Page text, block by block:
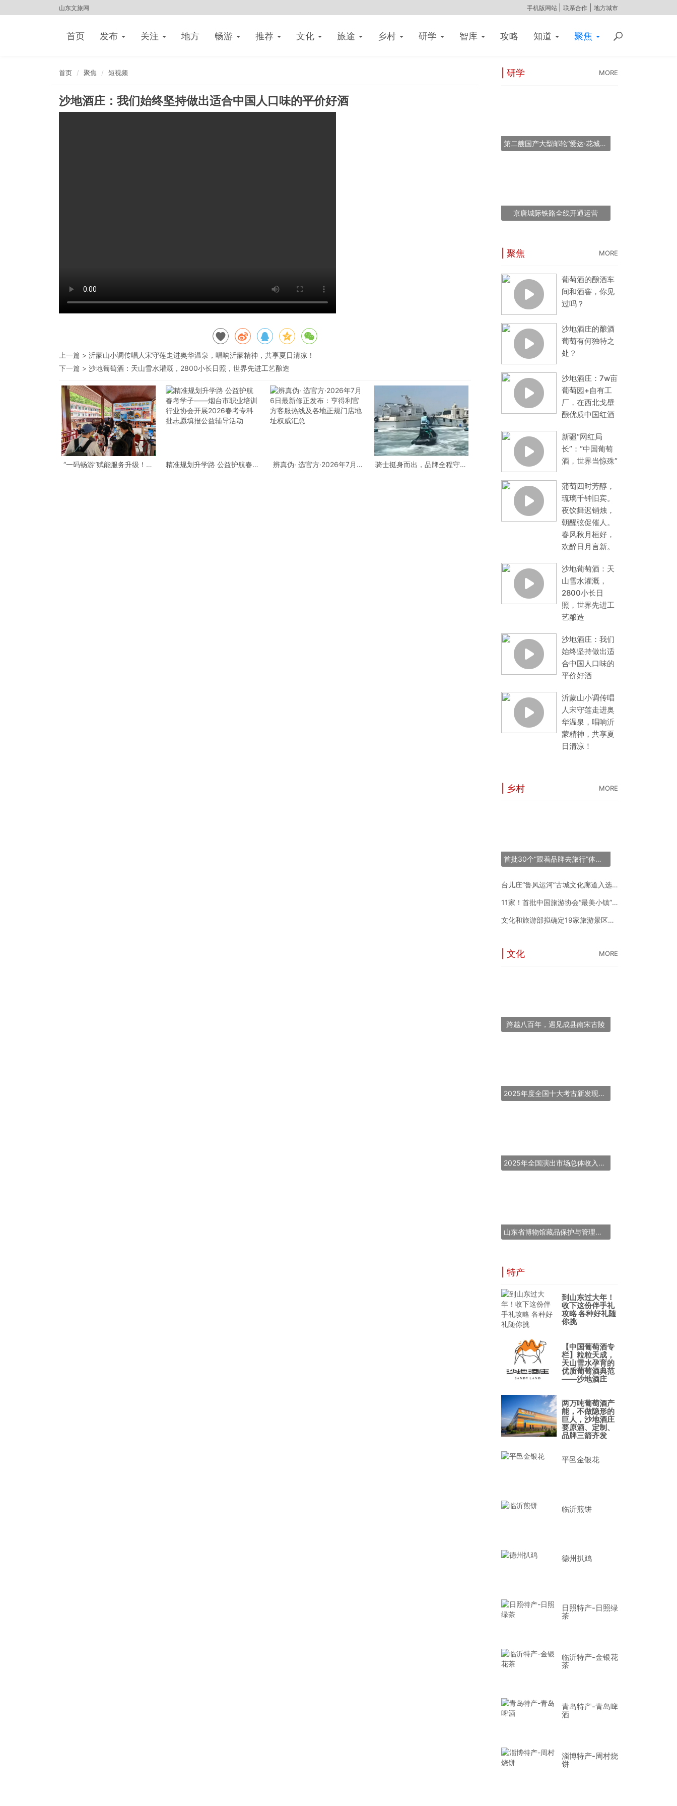
山东文旅网 手机版网站 联系合作 地方城市
首页 发布 关注 地方 畅游 推荐 文化 旅途 乡村 研学 智库 攻略 知道 聚焦
首页 聚焦 短视频
沙地酒庄：我们始终坚持做出适合中国人口味的平价好酒
上一篇 > 沂蒙山小调传唱人宋守莲走进奥华温泉，唱响沂蒙精神，共享夏日清凉！
下一篇 > 沙地葡萄酒：天山雪水灌溉，2800小长日照，世界先进工艺酿造
“一码畅游”赋能服务升级！贵
精准规划升学路 公益护航春考
辨真伪· 选官方·2026年7月6
骑士挺身而出，品牌全程守护
| 研学 MORE
第二艘国产大型邮轮“爱达·花城号”将于2026年11月6日提前交付
京唐城际铁路全线开通运营
| 聚焦 MORE
葡萄酒的酿酒车
间和酒窖，你见
过吗？
沙地酒庄的酿酒
葡萄有何独特之
处？
沙地酒庄：7w亩
葡萄园+自有工
厂，在西北戈壁
酿优质中国红酒
新疆“网红局
长”：“中国葡萄
酒，世界当惊殊”
蒲萄四时芳醇，
琉璃千钟旧宾。
夜饮舞迟销烛，
朝醒弦促催人。
春风秋月桓好，
欢醉日月言新。
沙地葡萄酒：天
山雪水灌溉，
2800小长日
照，世界先进工
艺酿造
沙地酒庄：我们
始终坚持做出适
合中国人口味的
平价好酒
沂蒙山小调传唱
人宋守莲走进奥
华温泉，唱响沂
蒙精神，共享夏
日清凉！
| 乡村 MORE
首批30个“跟着品牌去旅行”体验地推荐名单正式发布
台儿庄“鲁风运河”古城文化廊道入选2024年度中国“十大最美农村路”
11家！首批中国旅游协会“最美小镇”新鲜出炉
文化和旅游部拟确定19家旅游景区为国家5A级旅游景区
| 文化 MORE
跨越八百年，遇见成县南宋古陵
2025年度全国十大考古新发现揭晓
2025年全国演出市场总体收入超837亿元
山东省博物馆藏品保护与管理能力提升培训班在青岛举办
| 特产
到山东过大年！
收下这份伴手礼
攻略 各种好礼随
你挑
【中国葡萄酒专
栏】粒粒天成，
天山雪水孕育的
优质葡萄酒典范
——沙地酒庄
两万吨葡萄酒产
能，不做隐形的
巨人，沙地酒庄
要原酒、定制、
品牌三箭齐发
平邑金银花
临沂煎饼
德州扒鸡
日照特产-日照绿
茶
临沂特产-金银花
茶
青岛特产-青岛啤
酒
淄博特产-周村烧
饼